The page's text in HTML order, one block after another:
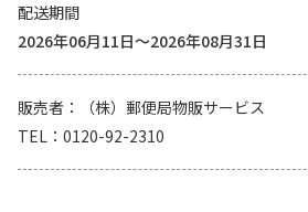
配送期間
2026年06月11日～2026年08月31日
販売者
（株）郵便局物販サービス
TEL
0120-92-2310